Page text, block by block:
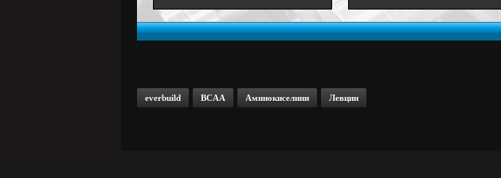
everbuild BCAA Аминокиселини Левцин